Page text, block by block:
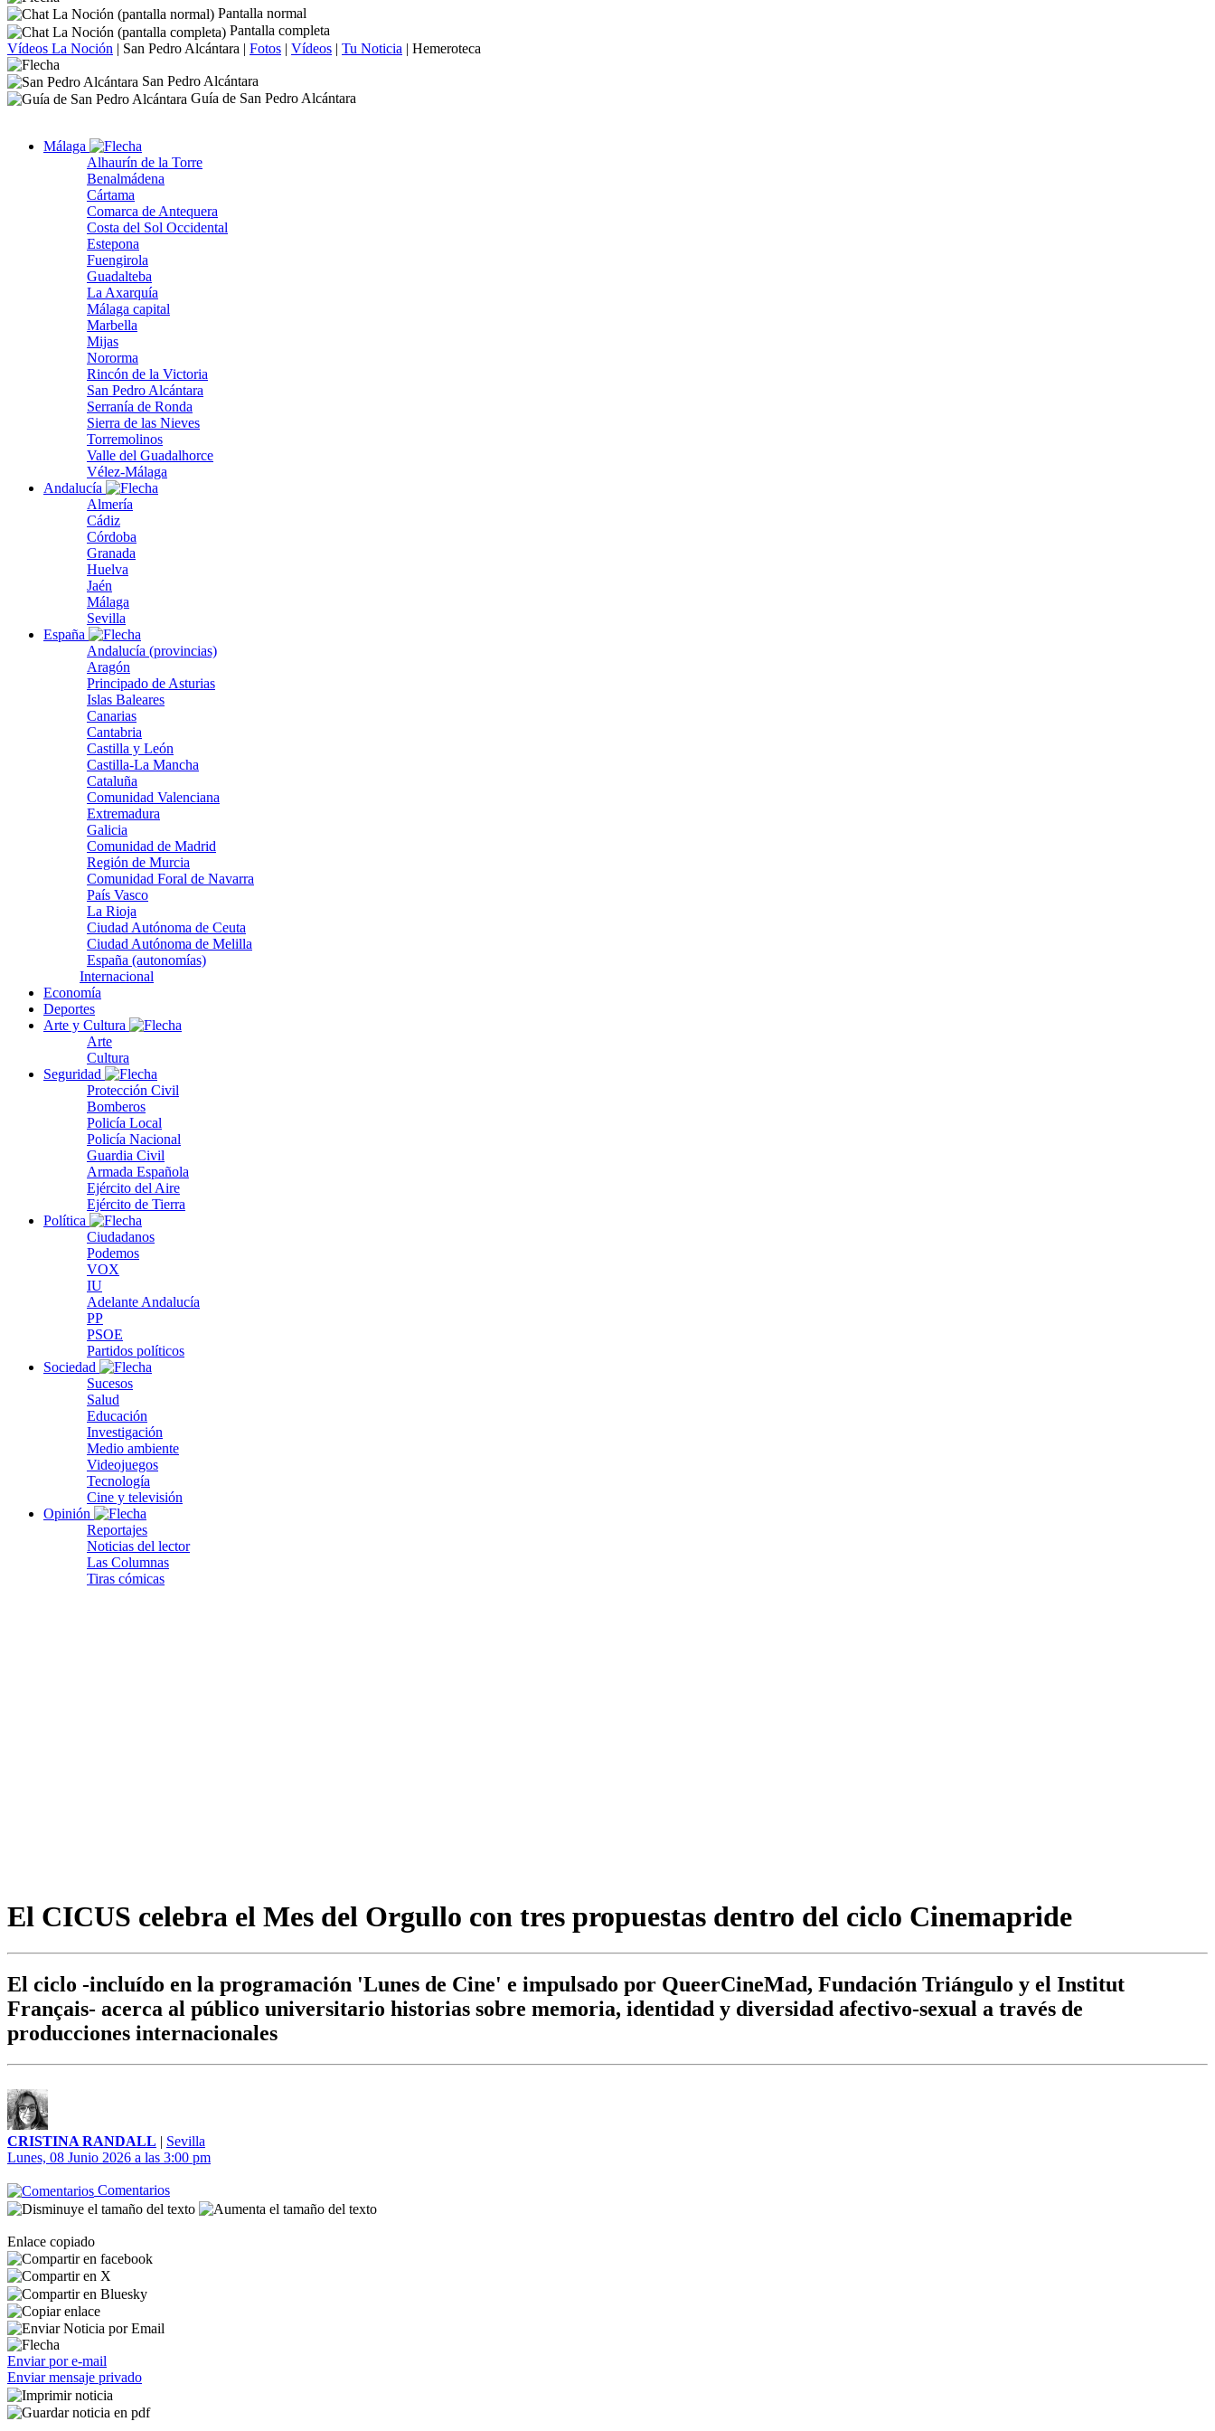
Pantalla normal
Pantalla completa
Vídeos La Noción | San Pedro Alcántara | Fotos | Vídeos | Tu Noticia | Hemeroteca
San Pedro Alcántara
Guía de San Pedro Alcántara
Málaga
Alhaurín de la Torre
Benalmádena
Cártama
Comarca de Antequera
Costa del Sol Occidental
Estepona
Fuengirola
Guadalteba
La Axarquía
Málaga capital
Marbella
Mijas
Nororma
Rincón de la Victoria
San Pedro Alcántara
Serranía de Ronda
Sierra de las Nieves
Torremolinos
Valle del Guadalhorce
Vélez-Málaga
Andalucía
Almería
Cádiz
Córdoba
Granada
Huelva
Jaén
Málaga
Sevilla
España
Andalucía (provincias)
Aragón
Principado de Asturias
Islas Baleares
Canarias
Cantabria
Castilla y León
Castilla-La Mancha
Cataluña
Comunidad Valenciana
Extremadura
Galicia
Comunidad de Madrid
Región de Murcia
Comunidad Foral de Navarra
País Vasco
La Rioja
Ciudad Autónoma de Ceuta
Ciudad Autónoma de Melilla
España (autonomías)
Internacional
Economía
Deportes
Arte y Cultura
Arte
Cultura
Seguridad
Protección Civil
Bomberos
Policía Local
Policía Nacional
Guardia Civil
Armada Española
Ejército del Aire
Ejército de Tierra
Política
Ciudadanos
Podemos
VOX
IU
Adelante Andalucía
PP
PSOE
Partidos políticos
Sociedad
Sucesos
Salud
Educación
Investigación
Medio ambiente
Videojuegos
Tecnología
Cine y televisión
Opinión
Reportajes
Noticias del lector
Las Columnas
Tiras cómicas
El CICUS celebra el Mes del Orgullo con tres propuestas dentro del ciclo Cinemapride
El ciclo -incluído en la programación 'Lunes de Cine' e impulsado por QueerCineMad, Fundación Triángulo y el Institut
Français- acerca al público universitario historias sobre memoria, identidad y diversidad afectivo-sexual a través de
producciones internacionales
CRISTINA RANDALL | Sevilla
Lunes, 08 Junio 2026 a las 3:00 pm
Comentarios
Enlace copiado
Enviar por e-mail
Enviar mensaje privado